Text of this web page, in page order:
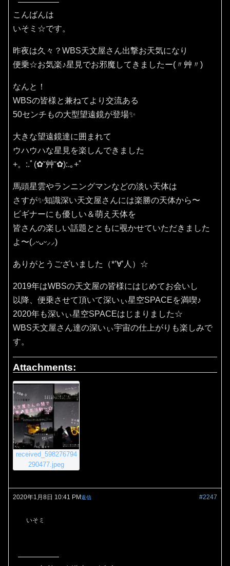
こんばんは
いそミ☆です。
昨夜は久々？WBS天文屋さん出撃お天気になり
便乗☆お気楽♪星見でお邪魔してきましたー(〃艸〃)
なんと！
WBSの皆様と兼ねてより交流ある
50センチもの大型望遠鏡が登場✨
大きな望遠鏡達に囲まれて
ウハウハな星見を楽しんできました
+。:.ﾟ(✿˘艸˘✿):.｡+ﾟ
馬頭星雲やランニングマンなどの淡い天体は
さすが✨知識深い天文屋さんには楽勝の天体から〜
ビギナーにも優しい＆萌え天体を
皆さんの楽しい話題とともに覗かせていただきました
よ〜(⸝ᵕᴗᵕ⸝⸝)
ありがとうございました（*’∀’人）☆
2019年はWBSの天文屋の皆様にはじめてお会いし
以降、便乗させて頂いて深いぃ星空SPACEを満喫♪
2020年も深いぃ星空SPACEはじまりました☆
WBS天文屋さん達の深いぃ宇宙の仕上がりも楽しみで
す。
Attachments:
received_598276794
290477.jpeg
2020年1月8日 10:41 PM #2247
返信
いそミ